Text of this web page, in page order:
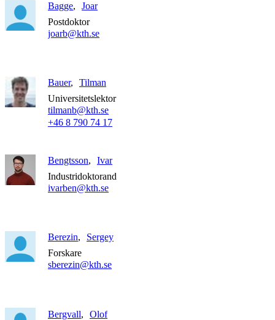
Bagge
Joar
Postdoktor
joarb@kth.se
Bauer
Tilman
Universitetslektor
tilmanb@kth.se
+46 8 790 74 17
Bengtsson
Ivar
Industridoktorand
ivarben@kth.se
Berezin
Sergey
Forskare
sberezin@kth.se
Bergvall
Olof